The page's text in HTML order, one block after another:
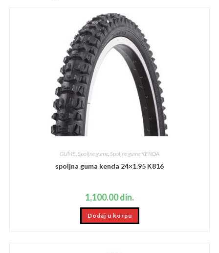
GUME Spoljne gume Spoljne gume KENDA
spoljna guma kenda 24×1.95 K816
1,100.00din.
Dodaj u korpu